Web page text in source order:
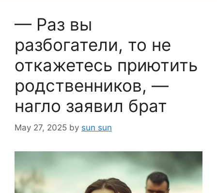
— Раз вы
разбогатели, то не
откажетесь приютить
родственников, —
нагло заявил брат
May 27, 2025 by sun sun